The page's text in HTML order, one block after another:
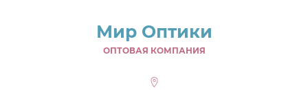
Мир Оптики
ОПТОВАЯ КОМПАНИЯ